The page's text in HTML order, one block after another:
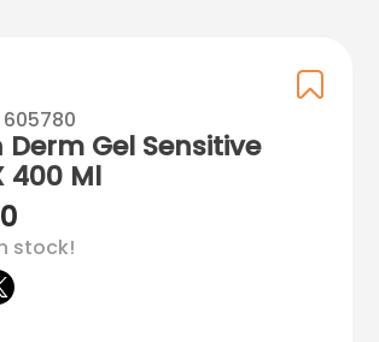
605780
Derm Gel Sensitive
400 Ml
stock!